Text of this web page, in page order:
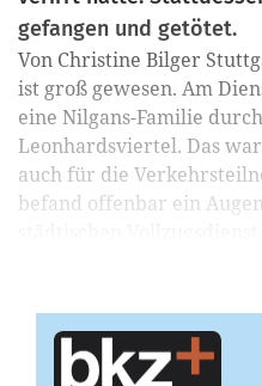
gefangen und getötet.
Von Christine Bilger
ist groß gewesen. Am
eine Nilgans-Familie
Leonhardsviertel. Das
auch für die
befand offenbar ein